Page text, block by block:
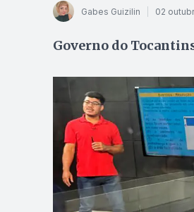
Gabes Guizilin 02
Governo do